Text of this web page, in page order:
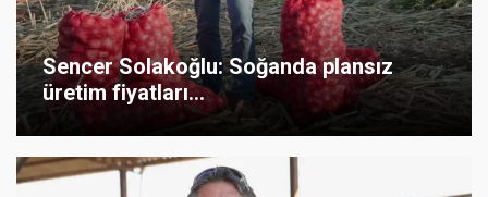
Sencer Solakoğlu: Soğanda plansız
üretim fiyatları...